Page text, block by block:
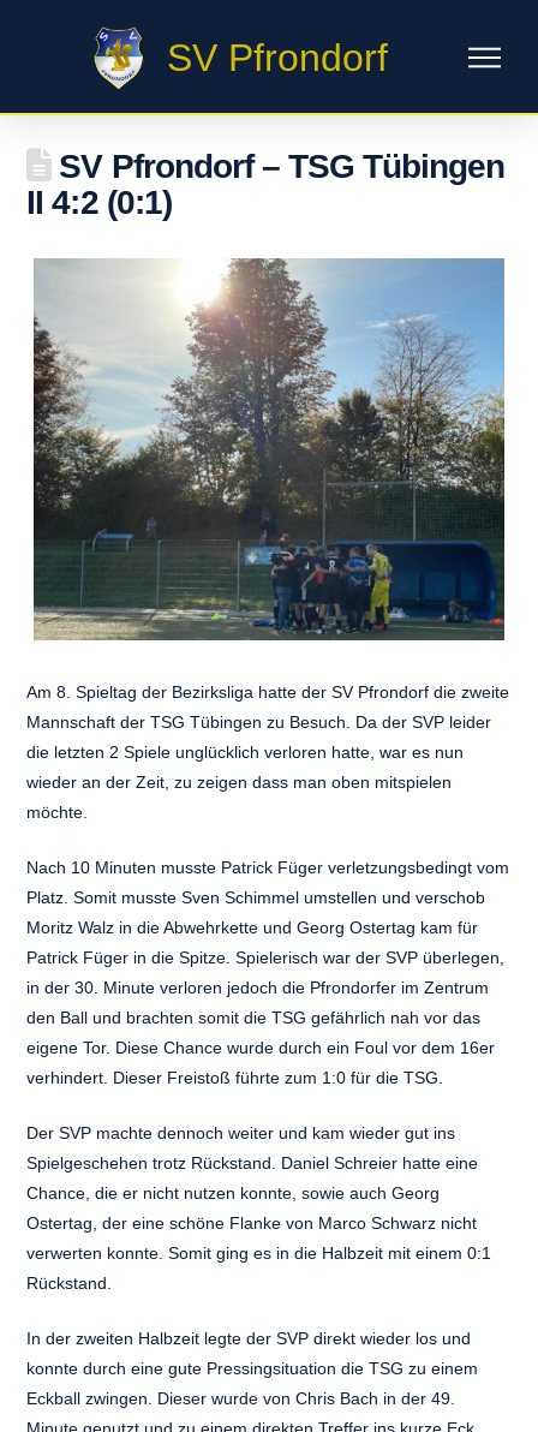
SV Pfrondorf
SV Pfrondorf – TSG Tübingen
II 4:2 (0:1)
Am 8. Spieltag der Bezirksliga hatte der SV Pfrondorf die zweite
Mannschaft der TSG Tübingen zu Besuch. Da der SVP leider
die letzten 2 Spiele unglücklich verloren hatte, war es nun
wieder an der Zeit, zu zeigen dass man oben mitspielen
möchte.
Nach 10 Minuten musste Patrick Füger verletzungsbedingt vom
Platz. Somit musste Sven Schimmel umstellen und verschob
Moritz Walz in die Abwehrkette und Georg Ostertag kam für
Patrick Füger in die Spitze. Spielerisch war der SVP überlegen,
in der 30. Minute verloren jedoch die Pfrondorfer im Zentrum
den Ball und brachten somit die TSG gefährlich nah vor das
eigene Tor. Diese Chance wurde durch ein Foul vor dem 16er
verhindert. Dieser Freistoß führte zum 1:0 für die TSG.
Der SVP machte dennoch weiter und kam wieder gut ins
Spielgeschehen trotz Rückstand. Daniel Schreier hatte eine
Chance, die er nicht nutzen konnte, sowie auch Georg
Ostertag, der eine schöne Flanke von Marco Schwarz nicht
verwerten konnte. Somit ging es in die Halbzeit mit einem 0:1
Rückstand.
In der zweiten Halbzeit legte der SVP direkt wieder los und
konnte durch eine gute Pressingsituation die TSG zu einem
Eckball zwingen. Dieser wurde von Chris Bach in der 49.
Minute genutzt und zu einem direkten Treffer ins kurze Eck